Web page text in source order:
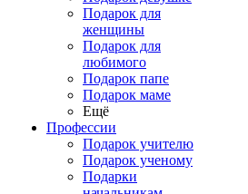
Подарок для
женщины
Подарок для
любимого
Подарок папе
Подарок маме
Ещё
Профессии
Подарок учителю
Подарок ученому
Подарки